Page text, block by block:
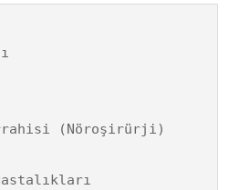
(Nöroşirürji)